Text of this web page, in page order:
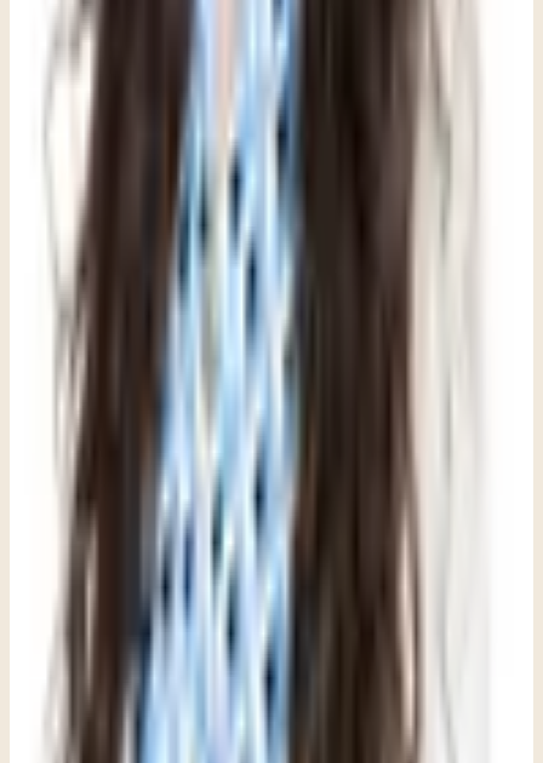
información a apoyo concreto, Clara puede ayudarte a encontrar la
opción que mejor encaje, resolver preguntas prácticas y dar los
De información a apoyo: este recurso puede orientar una
conversación, pero la mejor siguiente decisión depende de tu
situación y de una consulta clínica.
Hablar con Clara Ver cómo es la primera visita
Comparta este artículo
Escrito por
LPC, NCC
Terapeuta en Clara Counseling & Psychological Services
Terapia disponible en: Inglés